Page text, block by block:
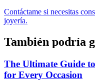
Contáctame si necesitas
joyería.
También podría
The Ultimate Guide
for Every Occasion